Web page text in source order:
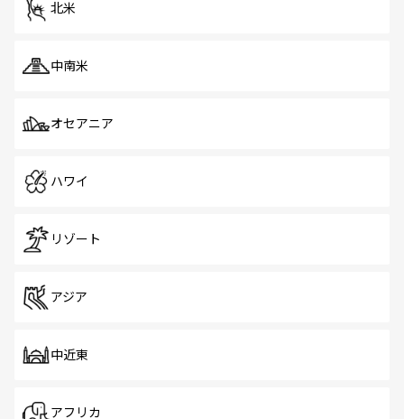
北米
中南米
オセアニア
ハワイ
リゾート
アジア
中近東
アフリカ